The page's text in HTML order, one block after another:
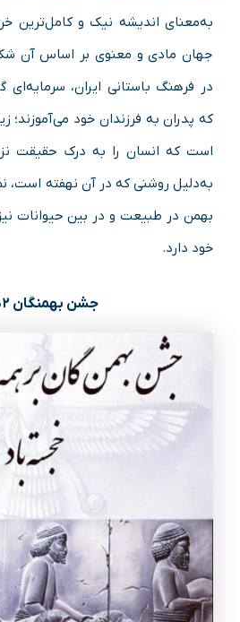
به‌معنای اندیشه نیک و کامل‌ترین
جهان مادی و معنوی بر اساس آن
در فرهنگ باستانی ایران،
که پدران به فرزندان خود می‌آموزند؛
است که انسان را به درک حقیقت
به‌دلیل روشنی که در آن نهفته است،
بهمن در طبیعت و در بین حیوانات
خود دارد.
جشن بهمنگان ۱۴۰۲